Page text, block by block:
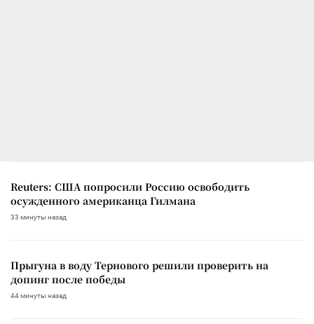
Reuters: США попросили Россию освободить
осужденного американца Гилмана
33 минуты назад
Прыгуна в воду Тернового решили проверить на
допинг после победы
44 минуты назад